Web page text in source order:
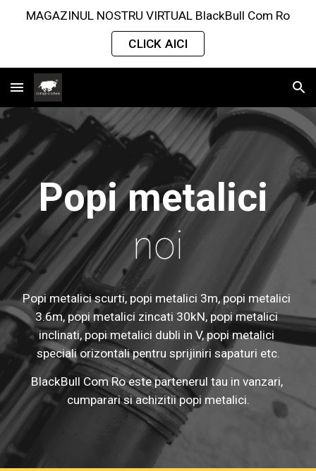
MAGAZINUL NOSTRU VIRTUAL BlackBull Com Ro
CLICK AICI
Popi metalici
noi
Popi metalici scurti, popi metalici 3m, popi metalici
3.6m, popi metalici zincati 30kN, popi metalici
inclinati, popi metalici dubli in V, popi metalici
speciali orizontali pentru sprijiniri sapaturi etc.
BlackBull Com Ro este partenerul tau in vanzari,
cumparari si achizitii popi metalici.